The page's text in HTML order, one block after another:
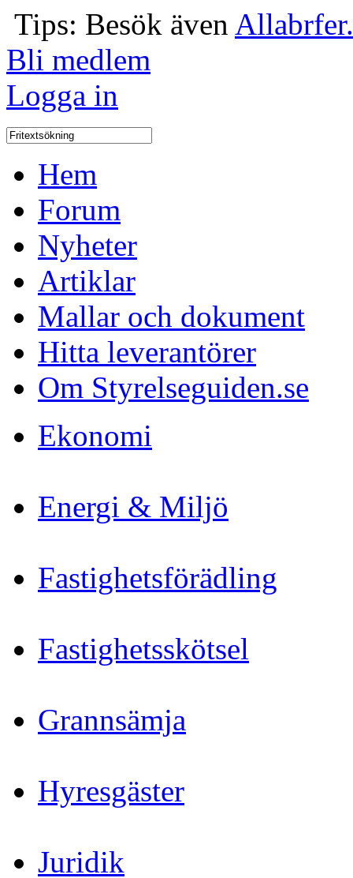
Tips: Besök även
Bli medlem
Logga in
Hem
Forum
Nyheter
Artiklar
Mallar och dokument
Hitta leverantörer
Om Styrelseguiden.se
Ekonomi
Energi & Miljö
Fastighetsförädling
Fastighetsskötsel
Grannsämja
Hyresgäster
Juridik